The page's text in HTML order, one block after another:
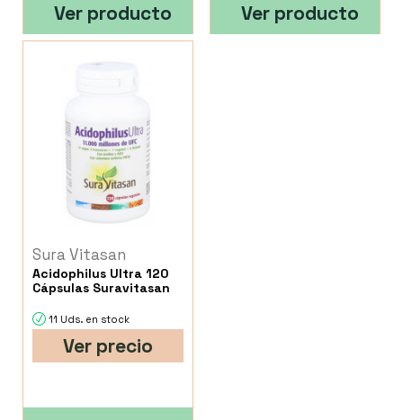
Ver producto Ver producto
Sura Vitasan
Acidophilus Ultra 120
Cápsulas Suravitasan
11 Uds. en stock
Ver precio